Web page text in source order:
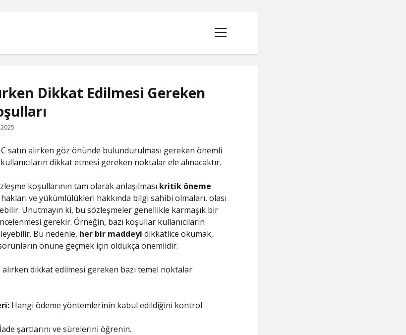
menüyü
aç
FACEBOOK SAYFA NASIL KURULUR
IGTV IZLENME GÖNDERME HILESI
LISTE
TAKIPÇI ARTTIRMA BEDAVA
Dikkat Edilmesi Gereken
satın alırken göz önünde bulundurulması gereken önemli
dikkat etmesi gereken noktalar ele alınacaktır.
koşullarının tam olarak anlaşılması kritik öneme
hakları ve yükümlülükleri hakkında bilgi sahibi olmaları, olası
Unutmayın ki, bu sözleşmeler genellikle karmaşık bir
gerekir. Örneğin, bazı koşullar kullanıcıların
Bu nedenle, her bir maddeyi dikkatlice okumak,
önüne geçmek için oldukça önemlidir.
alırken dikkat edilmesi gereken bazı temel noktalar
Hangi ödeme yöntemlerinin kabul edildiğini kontrol
şartlarını ve sürelerini öğrenin.